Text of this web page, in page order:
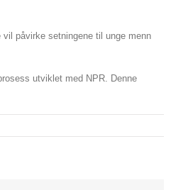
påvirke setningene til unge menn
utviklet med NPR. Denne